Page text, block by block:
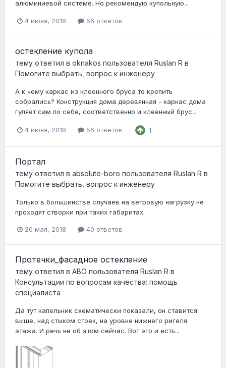
алюминиевой системе. Но рекомендую купольную...
4 июня, 2018 56 ответов
остекление купола
тему ответил в oknakos пользователя Ruslan R в
Помогите выбрать, вопрос к инженеру
А к чему каркас из клеенного бруса то крепить
собрались? Конструкция дома деревянная - каркас дома
гуляет сам по себе, соответственно и клеенный брус...
4 июня, 2018 56 ответов 1
Портал
тему ответил в absolute-boro пользователя Ruslan R в
Помогите выбрать, вопрос к инженеру
Только в большинстве случаев на ветровую нагрузку не
проходят створки при таких габаритах.
20 мая, 2018 40 ответов
Протечки_фасадное остекление
тему ответил в АВО пользователя Ruslan R в
Консультации по вопросам качества: помощь
специалиста
Да тут капельник схематически показали, он ставится
выше, над стыком стоек, на уровне нижнего ригеля
этажа. И речь не об этом сейчас. Вот это и есть...